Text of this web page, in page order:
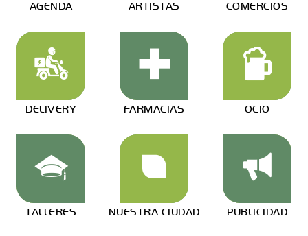
AGENDA ARTISTAS COMERCIOS
DELIVERY FARMACIAS OCIO
TALLERES NUESTRA CIUDAD PUBLICIDAD